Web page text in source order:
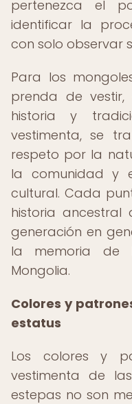
pertenezca el
identificar la
con solo observar
Para los
prenda de
historia y
vestimenta, se
respeto por la
la comunidad y
cultural. Cada
historia ancestral
generación en
la memoria de
Mongolia.
Colores y
estatus
Los colores y
vestimenta de
estepas no son